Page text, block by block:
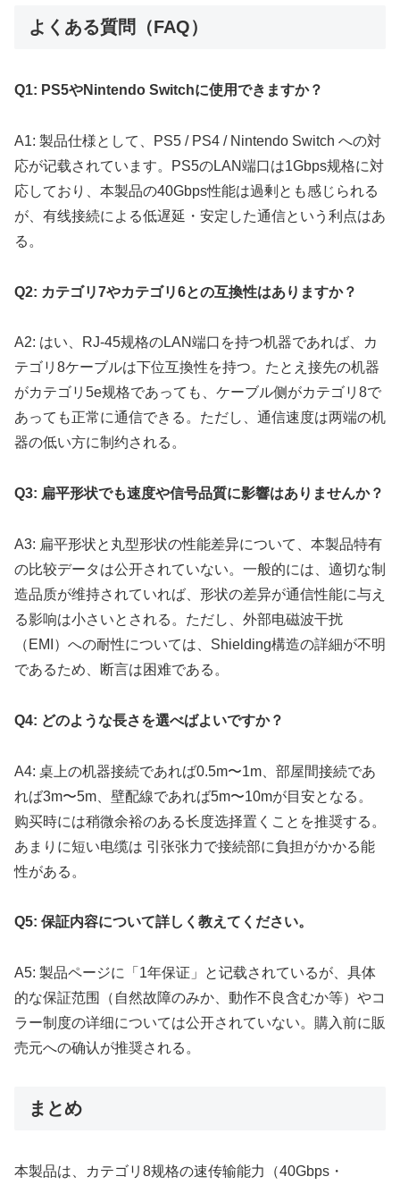
よくある質問（FAQ）
Q1: PS5やNintendo Switchに使用できますか？
A1: 製品仕様として、PS5 / PS4 / Nintendo Switch への対
応が记载されています。PS5のLAN端口は1Gbps规格に対
応しており、本製品の40Gbps性能は過剰とも感じられる
が、有线接続による低遅延・安定した通信という利点はあ
る。
Q2: カテゴリ7やカテゴリ6との互換性はありますか？
A2: はい、RJ-45规格のLAN端口を持つ机器であれば、カ
テゴリ8ケーブルは下位互換性を持つ。たとえ接先の机器
がカテゴリ5e规格であっても、ケーブル侧がカテゴリ8で
あっても正常に通信できる。ただし、通信速度は两端の机
器の低い方に制约される。
Q3: 扁平形状でも速度や信号品質に影響はありませんか？
A3: 扁平形状と丸型形状の性能差异について、本製品特有
の比较データは公开されていない。一般的には、適切な制
造品质が维持されていれば、形状の差异が通信性能に与え
る影响は小さいとされる。ただし、外部电磁波干扰
（EMI）への耐性については、Shielding構造の詳細が不明
であるため、断言は困难である。
Q4: どのような長さを選べばよいですか？
A4: 桌上の机器接続であれば0.5m〜1m、部屋間接続であ
れば3m〜5m、壁配線であれば5m〜10mが目安となる。
购买時には稍微余裕のある长度选择置くことを推奨する。
あまりに短い电缆は 引张张力で接続部に負担がかかる能
性がある。
Q5: 保証内容について詳しく教えてください。
A5: 製品ページに「1年保证」と记载されているが、具体
的な保証范围（自然故障のみか、動作不良含むか等）やコ
ラー制度の详细については公开されていない。購入前に販
売元への确认が推奨される。
まとめ
本製品は、カテゴリ8规格の速传输能力（40Gbps・